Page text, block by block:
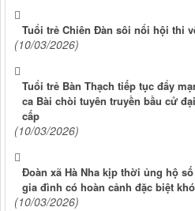
Tuổi trẻ Chiên Đàn sôi nổi hội thi
(10/03/2026)
Tuổi trẻ Bàn Thạch tiếp tục đẩy
ca Bài chòi tuyên truyền bầu cử
cấp
(10/03/2026)
Đoàn xã Hà Nha kịp thời ủng hộ
gia đình có hoàn cảnh đặc biệt
(10/03/2026)